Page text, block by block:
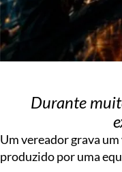
Durante
Um vereador grava
produzido por uma